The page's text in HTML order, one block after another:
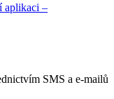
aplikaci –
SMS a e-mailů